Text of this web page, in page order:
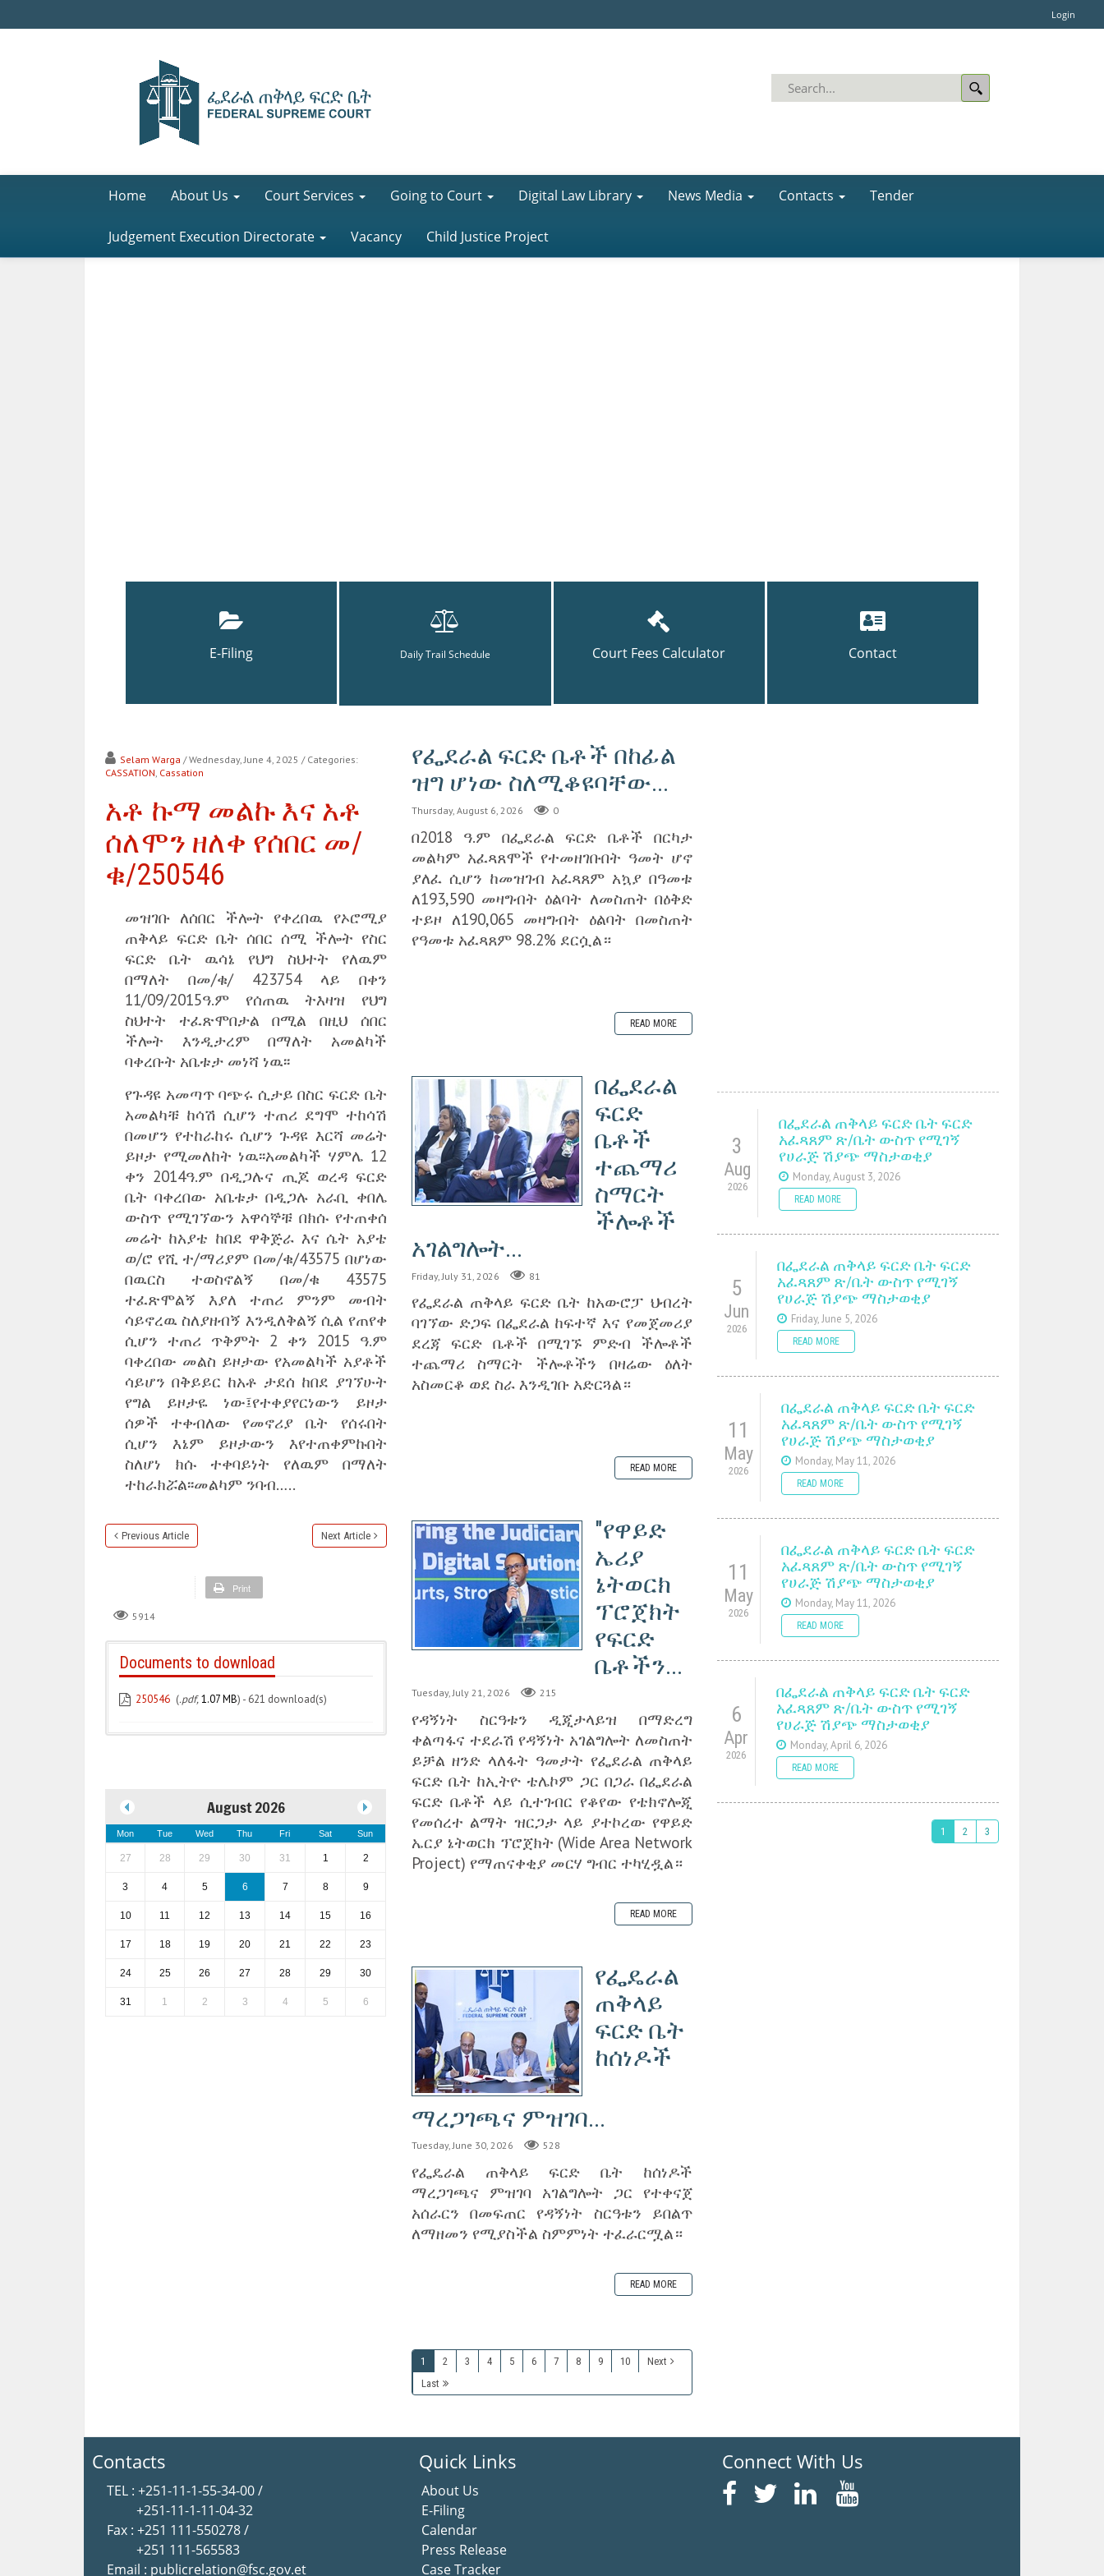
Login
Home About Us Court Services Going to Court Digital Law Library News Media Contacts Tender
Judgement Execution Directorate Vacancy Child Justice Project
E-Filing Daily Trail Schedule Court Fees Calculator Contact
Selam Warga / Wednesday, June 4, 2025 / Categories:
CASSATION, Cassation
አቶ ኩማ መልኩ እና አቶ
ሰለሞን ዘለቀ የሰበር መ/
ቁ/250546
መዝገቡ ለሰበር ችሎት የቀረበዉ የኦሮሚያ
ጠቅላይ ፍርድ ቤት ሰበር ሰሚ ችሎት የስር
ፍርድ ቤት ዉሳኔ የህግ ስህተት የለዉም
በማለት በመ/ቁ/ 423754 ላይ በቀን
11/09/2015ዓ.ም የሰጠዉ ትእዛዝ የህግ
ስህተት ተፈጽሞበታል በሚል በዚህ ሰበር
ችሎት እንዲታረም በማለት አመልካች
ባቀረቡት አቤቱታ መነሻ ነዉ፡፡
የጉዳዩ አመጣጥ ባጭሩ ሲታይ በስር ፍርድ ቤት
አመልካቹ ከሳሽ ሲሆን ተጠሪ ደግሞ ተከሳሽ
በመሆን የተከራከሩ ሲሆን ጉዳዩ እርሻ መሬት
ይዞታ የሚመለከት ነዉ፡፡አመልካች ሃምሌ 12
ቀን 2014ዓ.ም በዲጋሉና ጢጆ ወረዳ ፍርድ
ቤት ባቀረበው አቤቱታ በዲጋሉ አራቢ ቀበሌ
ውስጥ የሚገኘውን አዋሳኞቹ በክሱ የተጠቀሰ
መሬት ከአያቴ ከበደ ዋቅጅራ እና ሴት አያቴ
ወ/ሮ የሺ ተ/ማሪያም በመ/ቁ/43575 በሆነው
በዉርስ ተወስኖልኝ በመ/ቁ 43575
ተፈጽሞልኝ እያለ ተጠሪ ምንም መብት
ሳይኖረዉ ስለያዘብኝ እንዲለቅልኝ ሲል የጠየቀ
ሲሆን ተጠሪ ጥቅምት 2 ቀን 2015 ዓ.ም
ባቀረበው መልስ ይዞታው የአመልካች አያቶች
ሳይሆን በቅይይር ከአቶ ታደሰ ከበደ ያገኘሁት
የግል ይዞታዬ ነው፤የተቀያየርነውን ይዞታ
ሰዎች ተቀብለው የመኖሪያ ቤት የሰሩበት
ሲሆን እኔም ይዞታውን እየተጠቀምኩበት
ስለሆነ ክሱ ተቀባይነት የለዉም በማለት
ተከራክሯል፡፡መልካም ንባብ…..
Previous Article Next Article
Print
5914
Documents to download
250546 (.pdf,1.07 MB) - 621 download(s)
August 2026
Mon Tue Wed Thu Fri Sat Sun
27 28 29 30 31 1 2
3 4 5 6 7 8 9
10 11 12 13 14 15 16
17 18 19 20 21 22 23
24 25 26 27 28 29 30
31 1 2 3 4 5 6
የፌደራል ፍርድ ቤቶች በከፊል
ዝግ ሆነው ስለሚቆዩባቸው...
Thursday, August 6, 2026 0
በ2018 ዓ.ም በፌደራል ፍርድ ቤቶች በርካታ
መልካም አፈጻጸሞች የተመዘገቡበት ዓመት ሆኖ
ያለፈ ሲሆን ከመዝገብ አፈጻጸም አኳያ በዓመቱ
ለ193,590 መዛግብት ዕልባት ለመስጠት በዕቅድ
ተይዞ ለ190,065 መዛግብት ዕልባት በመስጠት
የዓመቱ አፈጻጸም 98.2% ደርሷል።
READ MORE
በፌደራል
ፍርድ
ቤቶች
ተጨማሪ
ስማርት
ችሎቶች
አገልግሎት...
Friday, July 31, 2026 81
የፌደራል ጠቅላይ ፍርድ ቤት ከአውሮፓ ህብረት
ባገኘው ድጋፍ በፌደራል ከፍተኛ እና የመጀመሪያ
ደረጃ ፍርድ ቤቶች በሚገኙ ምድብ ችሎቶች
ተጨማሪ ስማርት ችሎቶችን በዛሬው ዕለት
አስመርቆ ወደ ስራ እንዲገቡ አድርጓል።
READ MORE
"የዋይድ
ኤሪያ
ኔትወርክ
ፕሮጀክት
የፍርድ
ቤቶችን...
Tuesday, July 21, 2026 215
የዳኝነት ስርዓቱን ዲጂታላይዝ በማድረግ
ቀልጣፋና ተደራሽ የዳኝነት አገልግሎት ለመስጠት
ይቻል ዘንድ ላለፋት ዓመታት የፌደራል ጠቅላይ
ፍርድ ቤት ከኢትዮ ቴሌኮም ጋር በጋራ በፌደራል
ፍርድ ቤቶች ላይ ሲተገብር የቆየው የቴክኖሎጂ
የመሰረተ ልማት ዝርጋታ ላይ ያተኮረው የዋይድ
ኤርያ ኔትወርክ ፕሮጀክት (Wide Area Network
Project) የማጠናቀቂያ መርሃ ግብር ተካሂዷል።
READ MORE
የፌዴራል
ጠቅላይ
ፍርድ ቤት
ከሰነዶች
ማረጋገጫና ምዝገባ...
Tuesday, June 30, 2026 528
‎የፌዴራል ጠቅላይ ፍርድ ቤት ከሰነዶች
ማረጋገጫና ምዝገባ አገልግሎት ጋር የተቀናጀ
አሰራርን በመፍጠር የዳኝነት ስርዓቱን ይበልጥ
ለማዘመን የሚያስችል ስምምነት ተፈራርሟል።
READ MORE
1 2 3 4 5 6 7 8 9 10
Next
Last
3
Aug
2026
በፌደራል ጠቅላይ ፍርድ ቤት ፍርድ
አፈጻጸም ጽ/ቤት ውስጥ የሚገኝ
የሀራጅ ሽያጭ ማስታወቂያ
Monday, August 3, 2026
READ MORE
5
Jun
2026
በፌደራል ጠቅላይ ፍርድ ቤት ፍርድ
አፈጻጸም ጽ/ቤት ውስጥ የሚገኝ
የሀራጅ ሽያጭ ማስታወቂያ
Friday, June 5, 2026
READ MORE
11
May
2026
በፌደራል ጠቅላይ ፍርድ ቤት ፍርድ
አፈጻጸም ጽ/ቤት ውስጥ የሚገኝ
የሀራጅ ሽያጭ ማስታወቂያ
Monday, May 11, 2026
READ MORE
11
May
2026
በፌደራል ጠቅላይ ፍርድ ቤት ፍርድ
አፈጻጸም ጽ/ቤት ውስጥ የሚገኝ
የሀራጅ ሽያጭ ማስታወቂያ
Monday, May 11, 2026
READ MORE
6
Apr
2026
በፌደራል ጠቅላይ ፍርድ ቤት ፍርድ
አፈጻጸም ጽ/ቤት ውስጥ የሚገኝ
የሀራጅ ሽያጭ ማስታወቂያ
Monday, April 6, 2026
READ MORE
1 2 3
Contacts
TEL : +251-11-1-55-34-00 /
+251-11-1-11-04-32
Fax : +251 111-550278 /
+251 111-565583
Email : publicrelation@fsc.gov.et
Quick Links
About Us
E-Filing
Calendar
Press Release
Case Tracker
Connect With Us